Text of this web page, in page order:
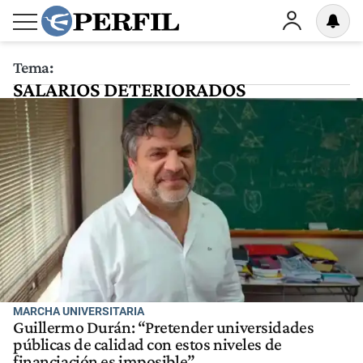
Tema:
SALARIOS DETERIORADOS
MARCHA UNIVERSITARIA
Guillermo Durán: “Pretender universidades
públicas de calidad con estos niveles de